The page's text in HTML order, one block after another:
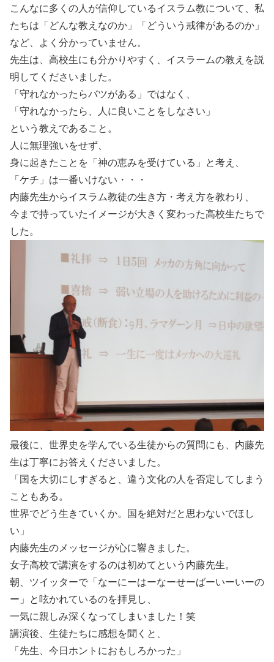
こんなに多くの人が信仰しているイスラム教について、私
たちは「どんな教えなのか」「どういう戒律があるのか」
など、よく分かっていません。
先生は、高校生にも分かりやすく、イスラームの教えを説
明してくださいました。
「守れなかったらバツがある」ではなく、
「守れなかったら、人に良いことをしなさい」
という教えであること。
人に無理強いをせず、
身に起きたことを「神の恵みを受けている」と考え、
「ケチ」は一番いけない・・・
内藤先生からイスラム教徒の生き方・考え方を教わり、
今まで持っていたイメージが大きく変わった高校生たちで
した。
最後に、世界史を学んでいる生徒からの質問にも、内藤先
生は丁寧にお答えくださいました。
「国を大切にしすぎると、違う文化の人を否定してしまう
こともある。
世界でどう生きていくか。国を絶対だと思わないでほし
い」
内藤先生のメッセージが心に響きました。
女子高校で講演をするのは初めてという内藤先生。
朝、ツイッターで「なーにーはーなーせーばーいーいーの
ー」と呟かれているのを拝見し、
一気に親しみ深くなってしまいました！笑
講演後、生徒たちに感想を聞くと、
「先生、今日ホントにおもしろかった」